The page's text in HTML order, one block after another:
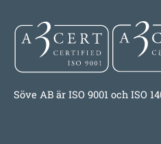
Söve AB är ISO 9001 och ISO